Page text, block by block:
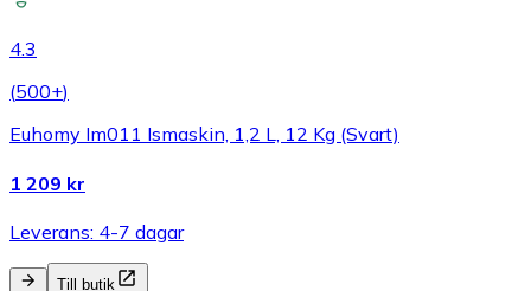
4.3
(500+)
Euhomy Im011 Ismaskin, 1,2 L, 12 Kg (Svart)
1 209 kr
Leverans: 4-7 dagar
Till butik